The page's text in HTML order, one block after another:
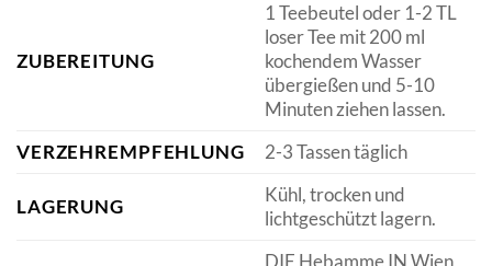
ZUBEREITUNG
1 Teebeutel oder 1-2 TL
loser Tee mit 200 ml
kochendem Wasser
übergießen und 5-10
Minuten ziehen lassen.
VERZEHREMPFEHLUNG
2-3 Tassen täglich
LAGERUNG
Kühl, trocken und
lichtgeschützt lagern.
DIE Hebamme IN Wien